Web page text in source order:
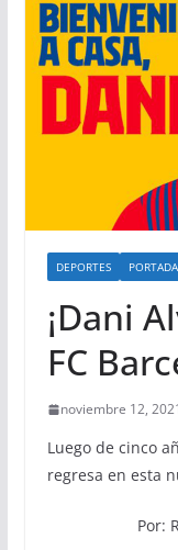
DEPORTES PORTADA
¡Dani
FC
noviembre 12,
Luego de cinco
regresa en esta
Por: